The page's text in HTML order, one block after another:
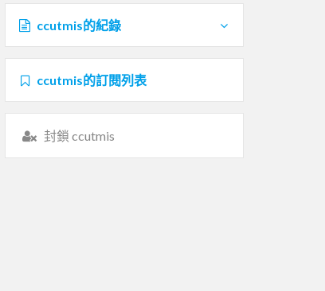
ccutmis的紀錄
ccutmis的訂閱列表
封鎖 ccutmis